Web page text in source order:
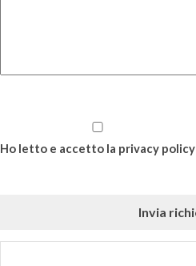
Ho letto e accetto la privacy policy